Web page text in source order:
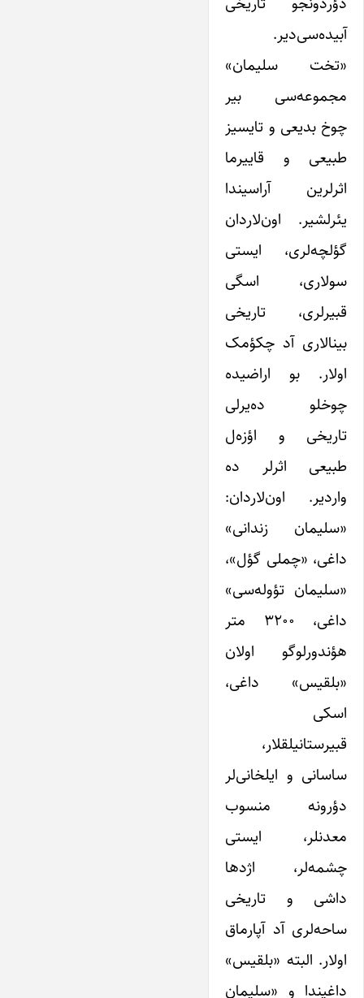
آبیده‌سی‌دیر.
«تخت سلیمان»
مجموعه‌سی بیر
چوخ بدیعی و تایسیز
طبیعی و قاییرما
اثرلرین آراسیندا
یئرلشیر‌. اون‌لاردان
گؤلچه‌لری، ایستی
سولاری، اسگی
قبیرلری، تاریخی
بینالاری آد چکؤمک
اولار. بو اراضیده
چوخلو ده‌یرلی
تاریخی و اؤزه‌ل
طبیعی اثرلر ده
واردیر. اون‌لاردان:
«سلیمان زندانی»
داغی، «چملی گؤل»،
«سلیمان تؤوله‌سی»
داغی، ۳۲۰۰ متر
هؤندورلوگو اولان
«بلقیس» داغی،
اسکی
قبیرستانیلقلار،
ساسانی و ایلخانی‌لر
دؤرونه منسوب
معدنلر، ایستی
چشمه‌لر، اژدها
داشی و تاریخی
ساحه‌لری آد آپارماق
اولار. البته «بلقیس»
داغیندا و «سلیمان